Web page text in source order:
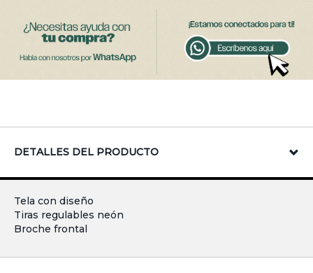
DETALLES DEL PRODUCTO
Tela con diseño
Tiras regulables neón
Broche frontal